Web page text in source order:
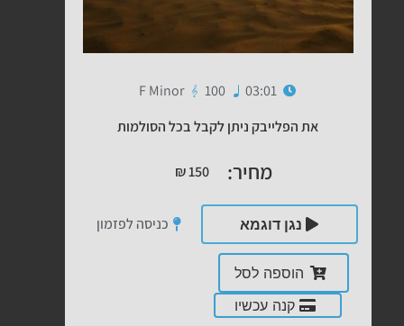
03:01
100
F Minor
את הפלייבק ניתן לקבל בכל הסולמות
מחיר: ₪150
נגן דוגמא כניסה לפזמון
הוספה לסל
קנה עכשיו